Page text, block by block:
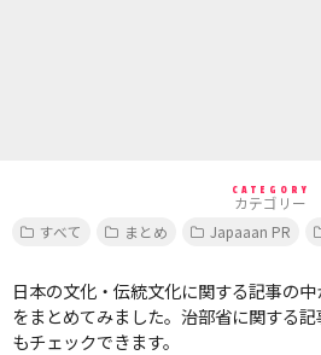
CATEGORY
カテゴリー
すべて
まとめ Japaaan PR
日本の文化・伝統文化に関する記事の
をまとめてみました。治部省に関する
もチェックできます。